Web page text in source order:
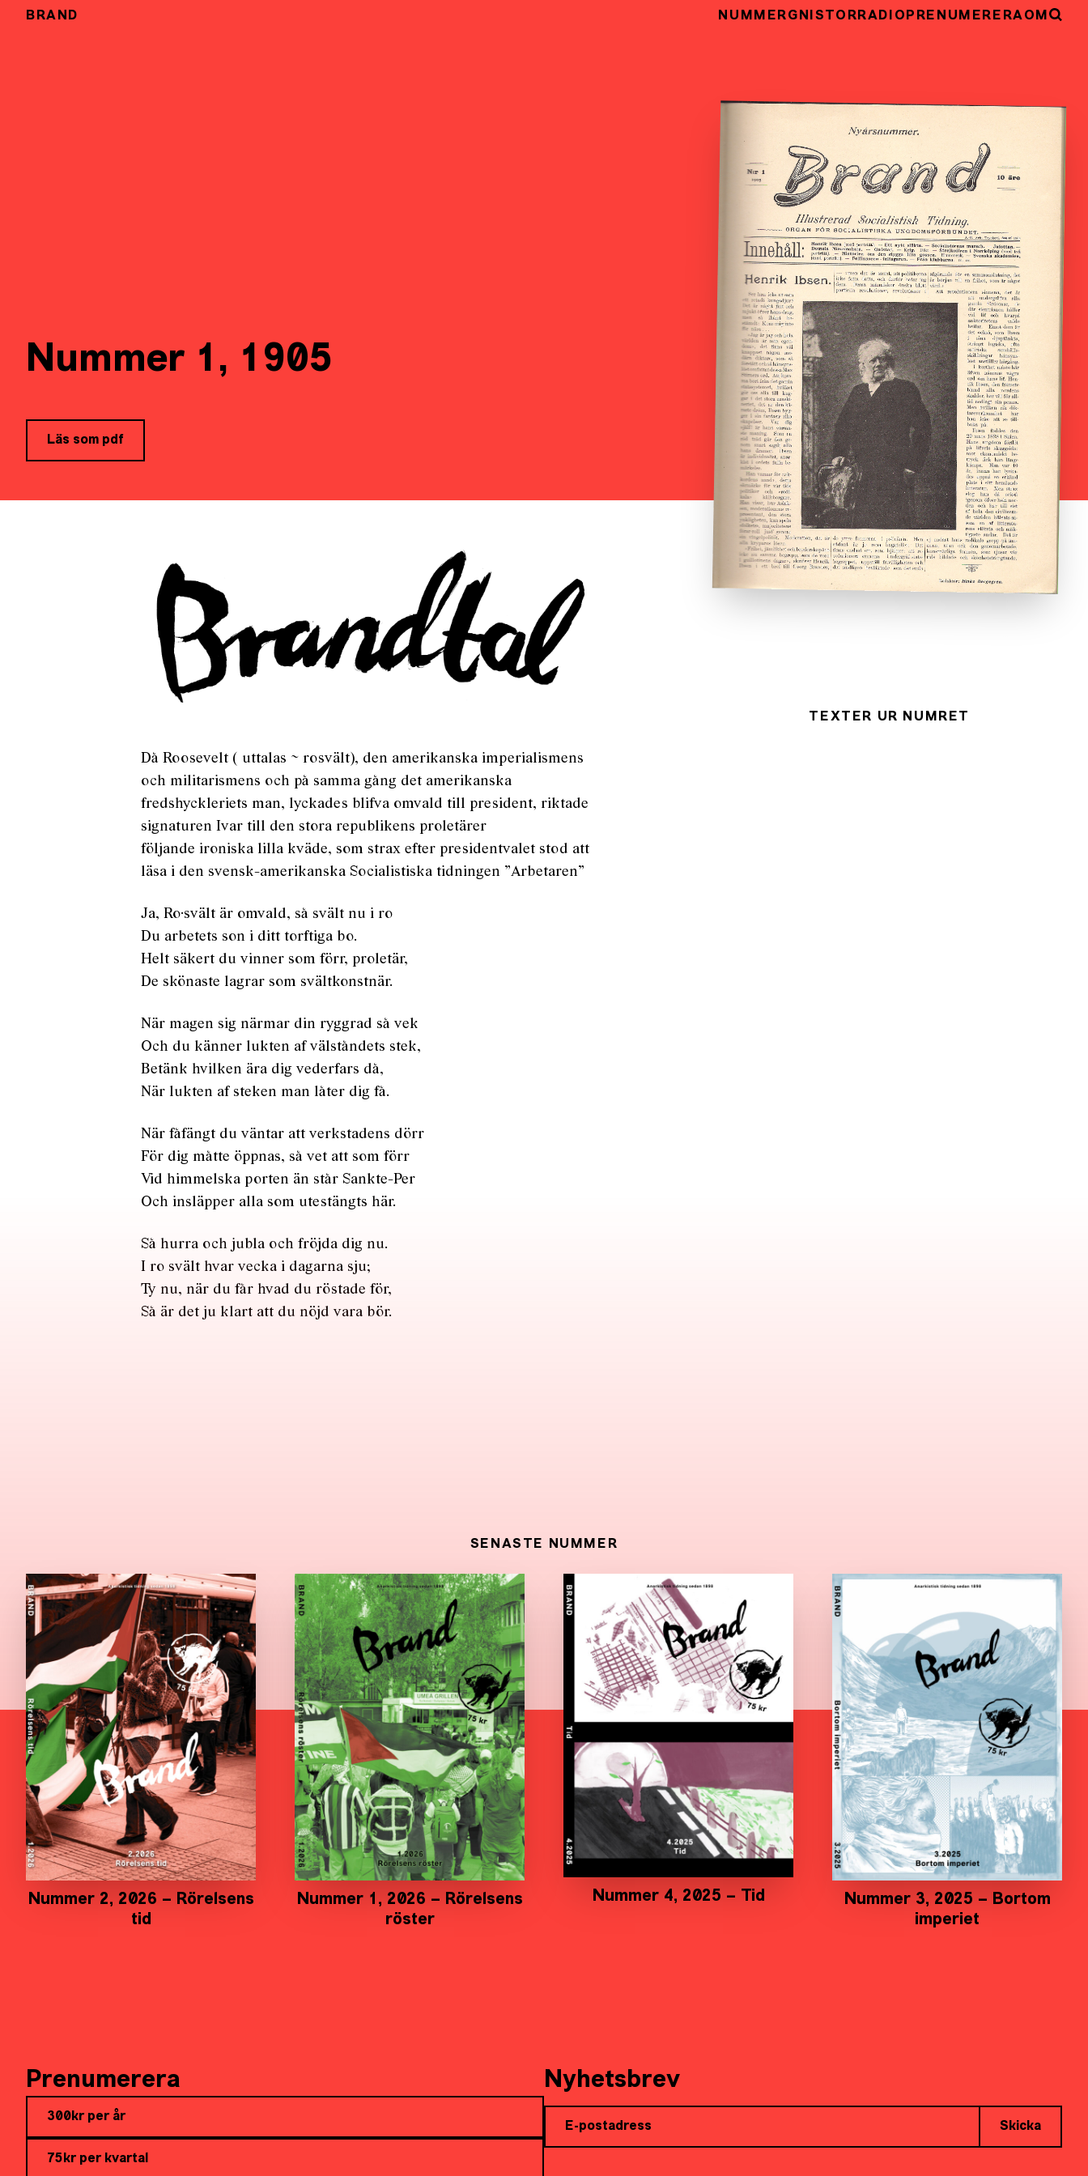
BRAND NUMMERGNISTOR RADIO PRENUMERERAOM
Nummer 1, 1905
Läs som pdf
Då Roosevelt ( uttalas ~ rosvält), den amerikanska imperialismens
och militarismens och på samma gång det amerikanska
fredshyckleriets man, lyckades blifva omvald till president, riktade
signaturen Ivar till den stora republikens proletärer
följande ironiska lilla kväde, som strax efter presidentvalet stod att
läsa i den svensk-amerikanska Socialistiska tidningen ”Arbetaren”
Ja, Ro·svält är omvald, så svält nu i ro
Du arbetets son i ditt torftiga bo.
Helt säkert du vinner som förr, proletär,
De skönaste lagrar som svältkonstnär.
När magen sig närmar din ryggrad så vek
Och du känner lukten af välståndets stek,
Betänk hvilken ära dig vederfars då,
När lukten af steken man låter dig få.
När fåfängt du väntar att verkstadens dörr
För dig måtte öppnas, så vet att som förr
Vid himmelska porten än står Sankte-Per
Och insläpper alla som utestängts här.
Så hurra och jubla och fröjda dig nu.
I ro svält hvar vecka i dagarna sju;
Ty nu, när du får hvad du röstade för,
Så är det ju klart att du nöjd vara bör.
TEXTER UR NUMRET
SENASTE NUMMER
Nummer 2, 2026 – Rörelsens
tid
Nummer 1, 2026 – Rörelsens
röster
Nummer 4, 2025 – Tid
Nummer 3, 2025 – Bortom
imperiet
Prenumerera
300kr per år
75kr per kvartal
Nyhetsbrev
Skicka